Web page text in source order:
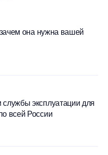
она нужна вашей
службы эксплуатации для
всей России